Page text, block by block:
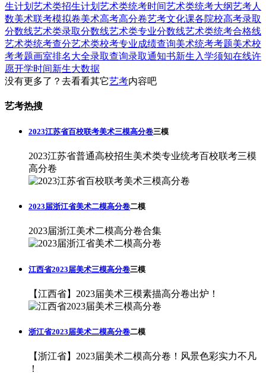
生计划 艺术类招生计划 艺术类统考时间艺术类统考大纲艺考人
数美术联考模拟卷美术高考高分卷艺考文化课各院校高考录取
分数线艺术类录取分数线艺术类专业分数线艺术类统考合格线
艺术类统考查分艺术类校考专业成绩查询美术统考考题美术校
考考题画室排名大全录取查询录取通知书新生入学须知在线许
愿开学时间新生大数据
没有更多了？去看看其它艺考内容吧
艺考热搜
2023江苏省百校联考美术三模高分卷三模
2023江苏省普通高校招生美术类专业统考百校联考三模
高分卷
2023届浙江省美术二模高分卷二模
2023届浙江美术二模高分卷合集
江西省2023届美术三模高分卷三模
【江西省】2023届美术三模素描高分卷出炉！
浙江省2023届美术二模高分卷二模
【浙江省】2023届美术二模高分卷！风景色彩实力不凡
！